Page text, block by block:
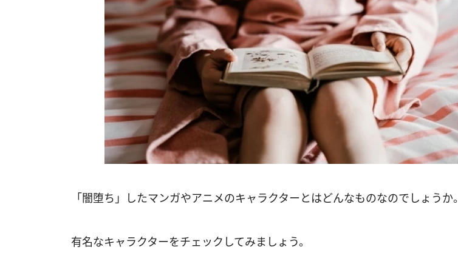
「闇堕ち」したマンガやアニメのキャラクターとはどんなものなのでしょうか。
有名なキャラクターをチェックしてみましょう。